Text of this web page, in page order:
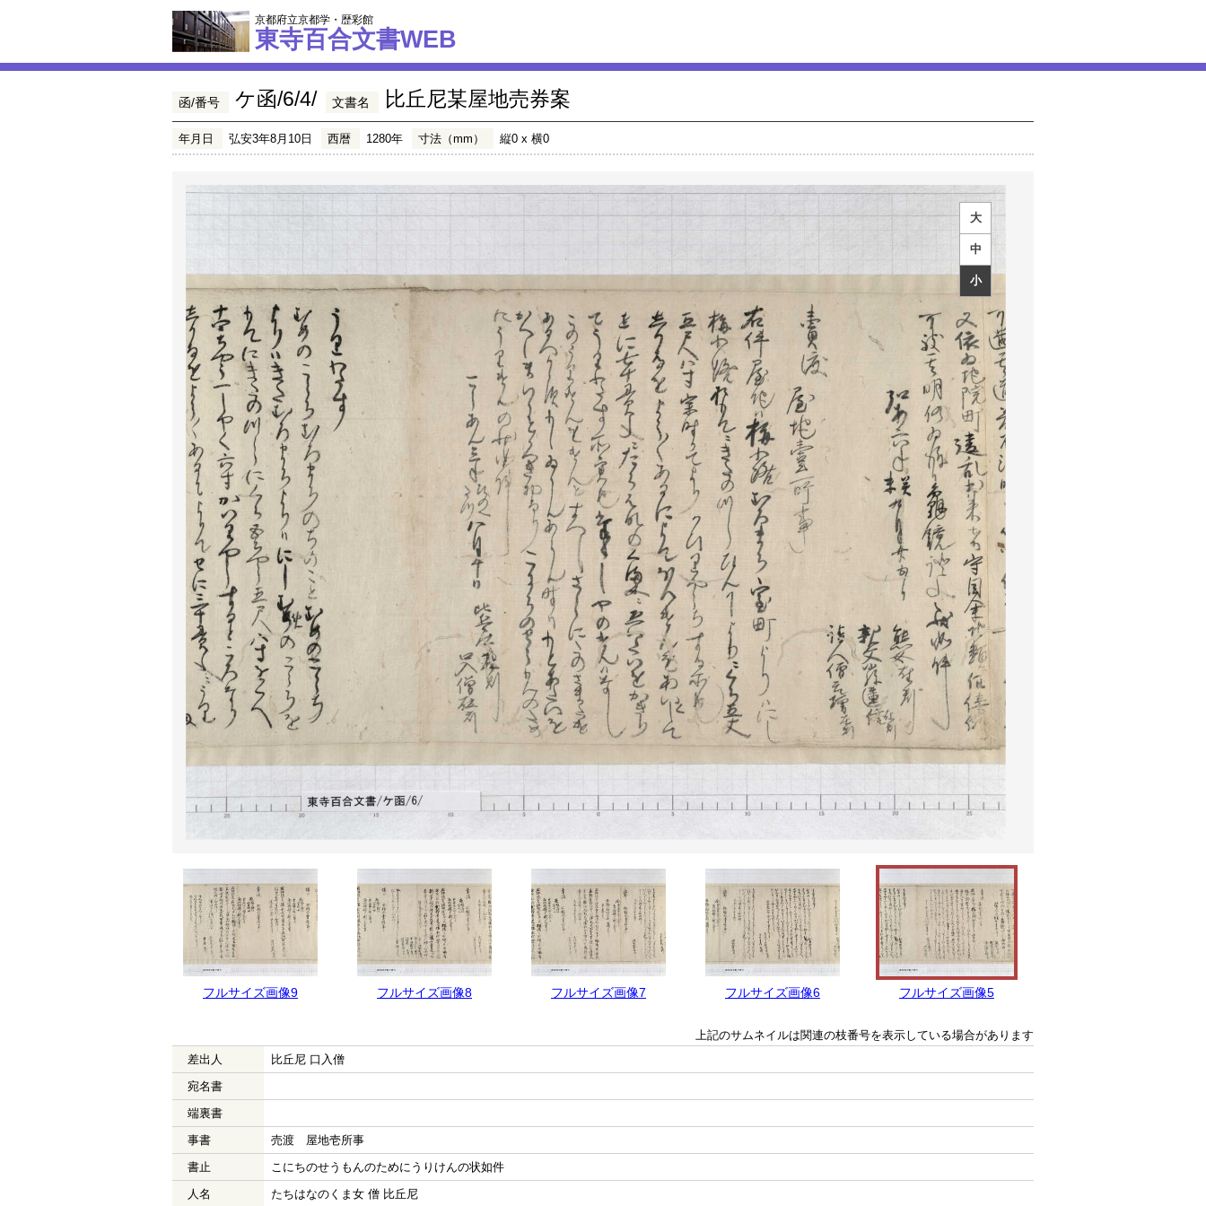
京都府立京都学・歴彩館
東寺百合文書WEB
函/番号 ケ函/6/4/ 文書名 比丘尼某屋地売券案
年月日 弘安3年8月10日 西暦 1280年 寸法（mm） 縦0 x 横0
大
中
小
フルサイズ画像9 フルサイズ画像8 フルサイズ画像7 フルサイズ画像6 フルサイズ画像5
上記のサムネイルは関連の枝番号を表示している場合があります
差出人
比丘尼 口入僧
宛名書
端裏書
事書
売渡 屋地壱所事
書止
こにちのせうもんのためにうりけんの状如件
人名
たちはなのくま女 僧 比丘尼